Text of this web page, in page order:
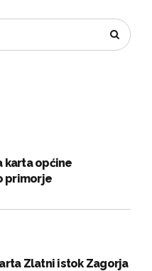
karta općine
primorje
Zlatni istok Zagorja